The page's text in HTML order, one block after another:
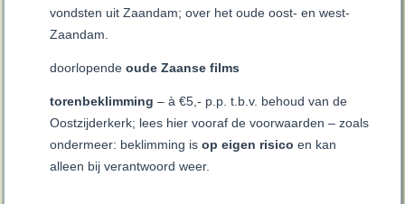
vondsten uit Zaandam; over het oude oost- en west-
Zaandam.
doorlopendeoude Zaanse films
torenbeklimming – à €5,- p.p. t.b.v. behoud van de
Oostzijderkerk; lees hier vooraf de voorwaarden – zoals
ondermeer: beklimming isop eigen risico en kan
alleen bij verantwoord weer.